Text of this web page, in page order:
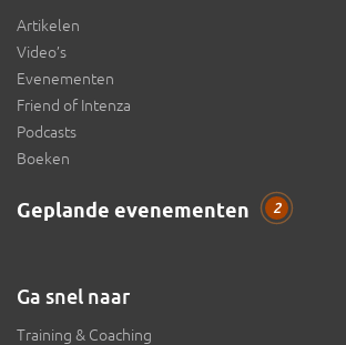
Artikelen
Video’s
Evenementen
Friend of Intenza
Podcasts
Boeken
Geplande evenementen 2
Ga snel naar
Training & Coaching